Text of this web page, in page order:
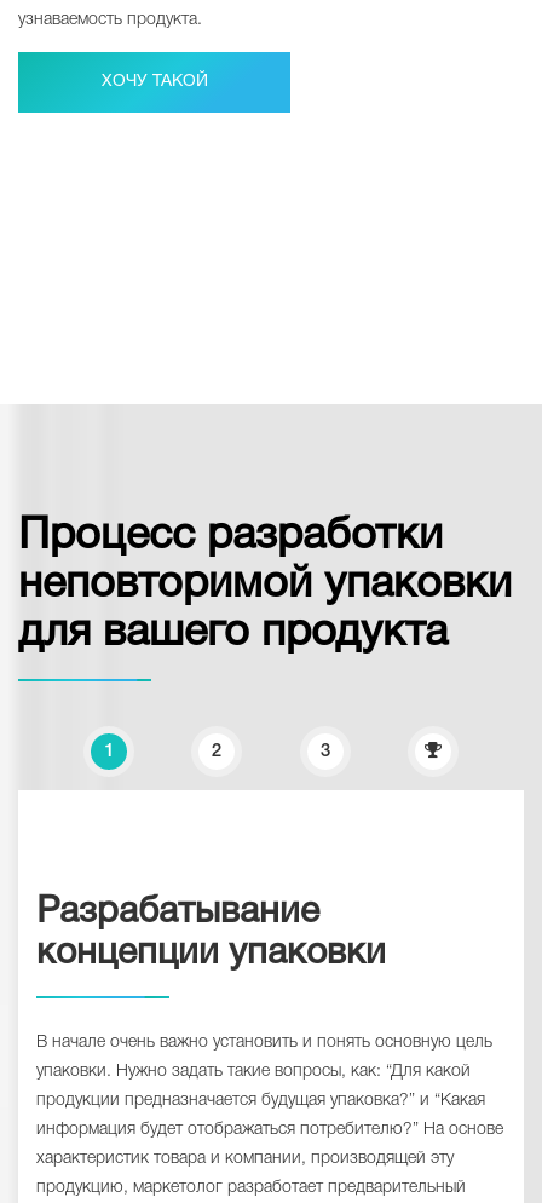
узнаваемость продукта.
ХОЧУ ТАКОЙ
Процесс разработки
неповторимой упаковки
для вашего продукта
1 2 3
Разрабатывание
концепции упаковки
В начале очень важно установить и понять основную цель
упаковки. Нужно задать такие вопросы, как: “Для какой
продукции предназначается будущая упаковка?” и “Какая
информация будет отображаться потребителю?” На основе
характеристик товара и компании, производящей эту
продукцию, маркетолог разработает предварительный